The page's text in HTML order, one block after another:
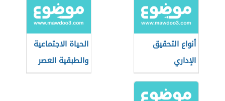
سوداني)
أنواع التحقيق
الإداري
الحياة الاجتماعية
والطبقية العصر
الحديث